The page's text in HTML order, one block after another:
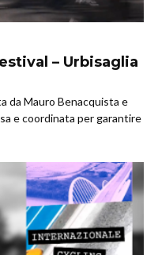
– Urbisaglia
da Mauro Benacquista e
e coordinata per garantire